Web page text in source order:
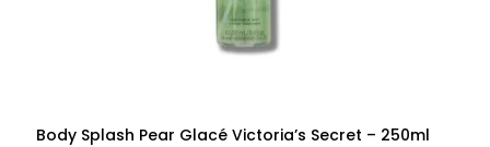
Body Splash Pear Glacé Victoria’s Secret – 250ml